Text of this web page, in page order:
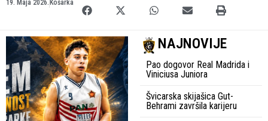
19. Maja 2026. Košarka
NAJNOVIJE
Pao dogovor Real Madrida i
Viniciusa Juniora
Švicarska skijašica Gut-
Behrami završila karijeru